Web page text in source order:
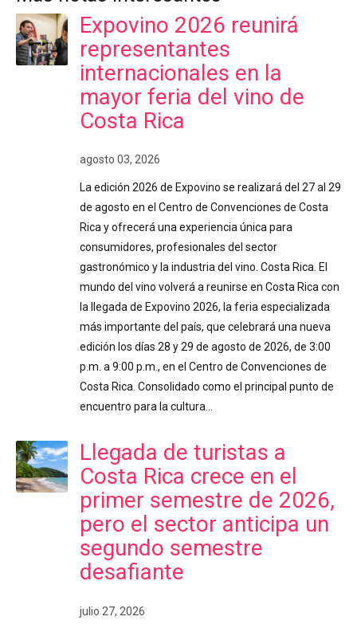
Expovino 2026 reunirá
representantes
internacionales en la
mayor feria del vino de
Costa Rica
agosto 03, 2026
La edición 2026 de Expovino se realizará del 27 al 29
de agosto en el Centro de Convenciones de Costa
Rica y ofrecerá una experiencia única para
consumidores, profesionales del sector
gastronómico y la industria del vino. Costa Rica. El
mundo del vino volverá a reunirse en Costa Rica con
la llegada de Expovino 2026, la feria especializada
más importante del país, que celebrará una nueva
edición los días 28 y 29 de agosto de 2026, de 3:00
p.m. a 9:00 p.m., en el Centro de Convenciones de
Costa Rica. Consolidado como el principal punto de
encuentro para la cultura…
Llegada de turistas a
Costa Rica crece en el
primer semestre de 2026,
pero el sector anticipa un
segundo semestre
desafiante
julio 27, 2026